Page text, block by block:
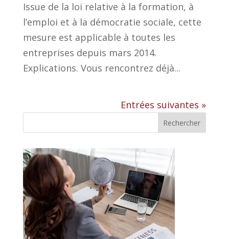
Issue de la loi relative à la formation, à
l’emploi et à la démocratie sociale, cette
mesure est applicable à toutes les
entreprises depuis mars 2014.
Explications. Vous rencontrez déjà...
Entrées suivantes »
Rechercher